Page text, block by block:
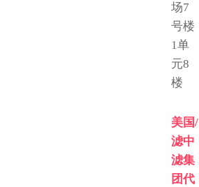
场7
号楼
1单
元8
楼
美国/
滤中
滤集
团代